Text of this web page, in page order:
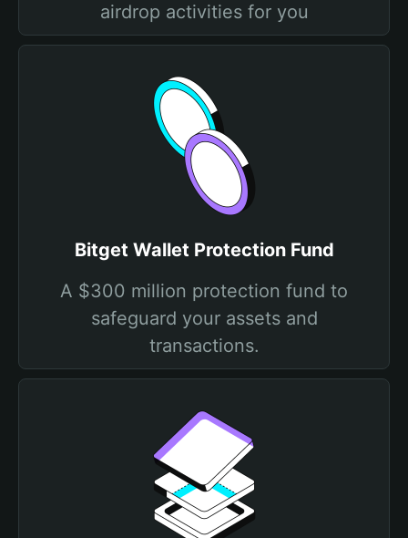
airdrop activities for you
Bitget Wallet Protection Fund
A $300 million protection fund to
safeguard your assets and
transactions.